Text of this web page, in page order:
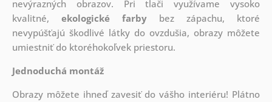
nevýrazných obrazov. Pri tlači využívame vysoko
kvalitné, ekologické farby bez zápachu, ktoré
nevypúšťajú škodlivé látky do ovzdušia, obrazy môžete
umiestniť do ktoréhokoľvek priestoru.
Jednoduchá montáž
Obrazy môžete ihneď zavesiť do vášho interiéru! Plátno